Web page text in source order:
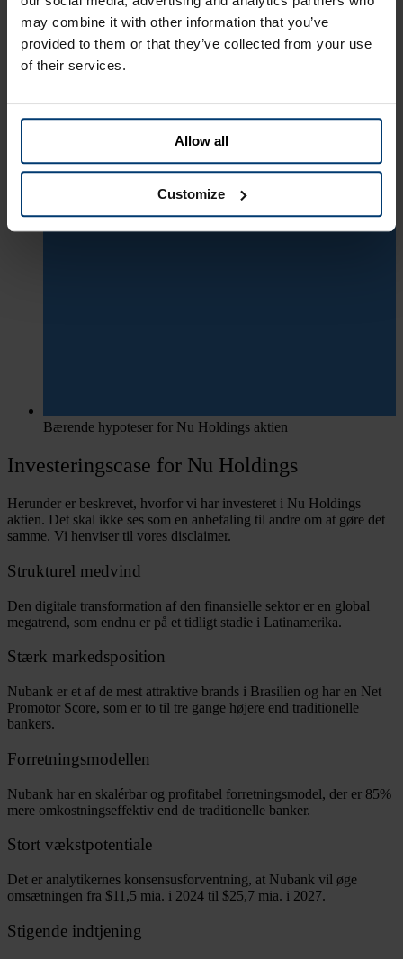
may combine it with other information that you’ve
provided to them or that they’ve collected from your use
of their services.
Allow all
Customize
Lær mere om Nu Holdings aktien
Besøg deres investor relations
Bærende hypoteser for Nu Holdings aktien
Investeringscase for Nu Holdings
Herunder er beskrevet, hvorfor vi har investeret i Nu Holdings
aktien. Det skal ikke ses som en anbefaling til andre om at gøre det
samme. Vi henviser til vores disclaimer.
Strukturel medvind
Den digitale transformation af den finansielle sektor er en global
megatrend, som endnu er på et tidligt stadie i Latinamerika.
Stærk markedsposition
Nubank er et af de mest attraktive brands i Brasilien og har en Net
Promotor Score, som er to til tre gange højere end traditionelle
bankers.
Forretningsmodellen
Nubank har en skalérbar og profitabel forretningsmodel, der er 85%
mere omkostningseffektiv end de traditionelle banker.
Stort vækstpotentiale
Det er analytikernes konsensusforventning, at Nubank vil øge
omsætningen fra $11,5 mia. i 2024 til $25,7 mia. i 2027.
Stigende indtjening